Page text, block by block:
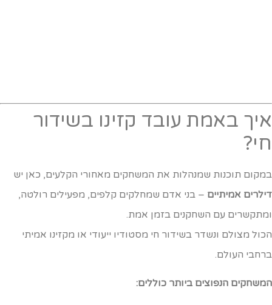
באמת עובד קזינו בשידור
תוכנות שמנהלות את המשחקים מאחורי הקלעים, כאן יש
אמיתיים– בני אדם שמחלקים קלפים, מפעילים רולטה,
עם השחקנים בזמן אמת.
מצולם ונשדר בשידור חי מסטודיו ייעודי או מקזינו אמיתי
העולם.
הנפוצים ביותר כוללים: